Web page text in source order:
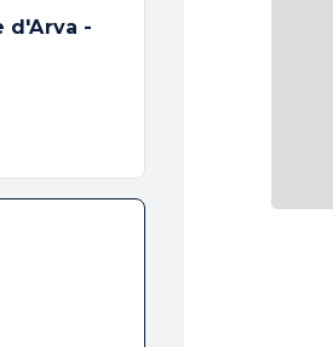
ou sportifs
dans le
des
guide spéléo
des
! Vivez une
d’un
d'Arva -